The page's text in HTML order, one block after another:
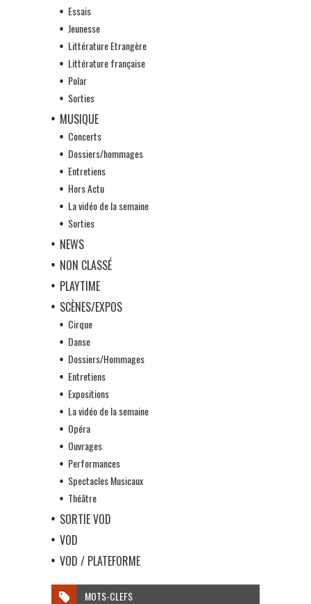
Essais
Jeunesse
Littérature Etrangère
Littérature française
Polar
Sorties
MUSIQUE
Concerts
Dossiers/hommages
Entretiens
Hors Actu
La vidéo de la semaine
Sorties
NEWS
NON CLASSÉ
PLAYTIME
SCÈNES/EXPOS
Cirque
Danse
Dossiers/Hommages
Entretiens
Expositions
La vidéo de la semaine
Opéra
Ouvrages
Performances
Spectacles Musicaux
Théâtre
SORTIE VOD
VOD
VOD / PLATEFORME
MOTS-CLEFS